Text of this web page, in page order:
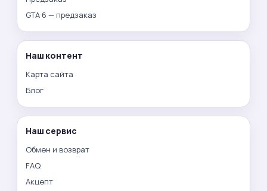
GTA 6 — предзаказ
Наш контент
Карта сайта
Блог
Наш сервис
Обмен и возврат
FAQ
Акцепт